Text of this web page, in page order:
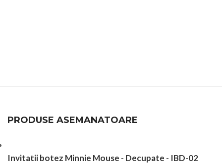
PRODUSE ASEMANATOARE
Invitatii botez Minnie Mouse - Decupate - IBD-02